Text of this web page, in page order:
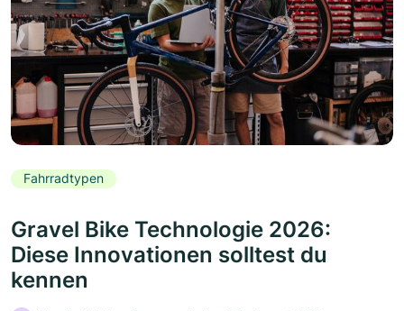
Fahrradtypen
Gravel Bike Technologie 2026:
Diese Innovationen solltest du
kennen